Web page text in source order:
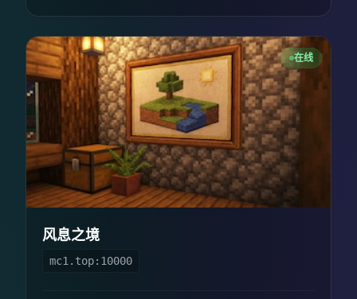
在线
风息之境
mc1.top:10000